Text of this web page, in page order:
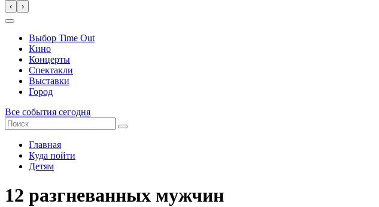
‹ ›
Выбор Time Out
Кино
Концерты
Спектакли
Выставки
Город
Все события сегодня
Главная
Куда пойти
Детям
12 разгневанных мужчин